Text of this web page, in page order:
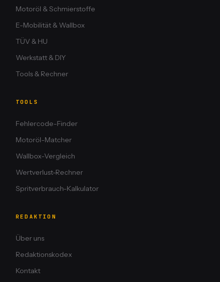
Motoröl & Schmierstoffe
E-Mobilität & Wallbox
TÜV & HU
Werkstatt & DIY
Tools & Rechner
TOOLS
Fehlercode-Finder
Motoröl-Matcher
Wallbox-Vergleich
Wertverlust-Rechner
Spritverbrauch-Kalkulator
REDAKTION
Über uns
Redaktionskodex
Kontakt